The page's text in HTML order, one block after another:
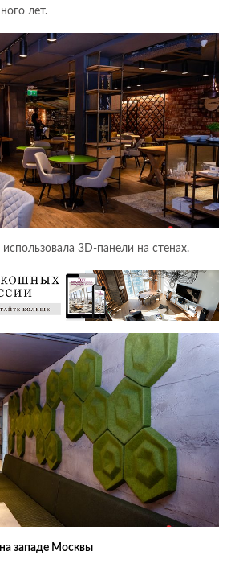
лет.
3D-панели на стенах.
западе Москвы